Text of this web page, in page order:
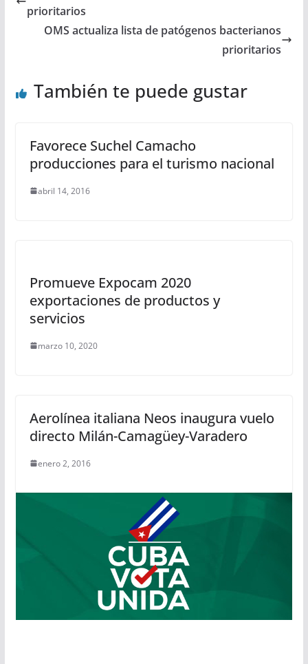
prioritarios
OMS actualiza lista de patógenos bacterianos
prioritarios
También te puede gustar
Favorece Suchel Camacho
producciones para el turismo nacional
abril 14, 2016
Promueve Expocam 2020
exportaciones de productos y
servicios
marzo 10, 2020
Aerolínea italiana Neos inaugura vuelo
directo Milán-Camagüey-Varadero
enero 2, 2016